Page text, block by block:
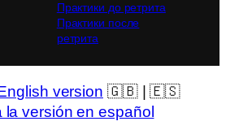
Практики до ретрита
Практики после
ретрита
version 🇬🇧 | 🇪🇸
la versión en español